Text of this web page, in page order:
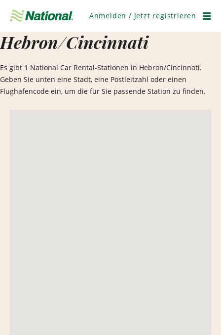
überspringen
Anmelden / Jetzt registrieren
Hebron/Cincinnati
Es gibt 1 National Car Rental-Stationen in Hebron/Cincinnati.
Geben Sie unten eine Stadt, eine Postleitzahl oder einen
Flughafencode ein, um die für Sie passende Station zu finden.